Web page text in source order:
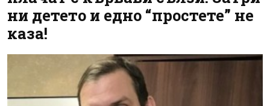
ни детето и едно “простете” не
каза!